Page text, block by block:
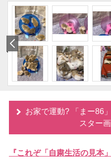
お家で運動? 「まー86
スター
『これぞ「自粛生活の見本